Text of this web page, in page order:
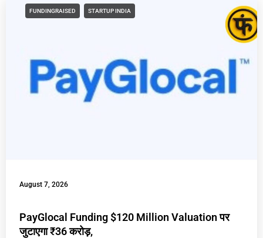
FUNDINGRAISED STARTUP INDIA
August 7, 2026
PayGlocal Funding $120 Million Valuation पर
जुटाएगा ₹36 करोड़,